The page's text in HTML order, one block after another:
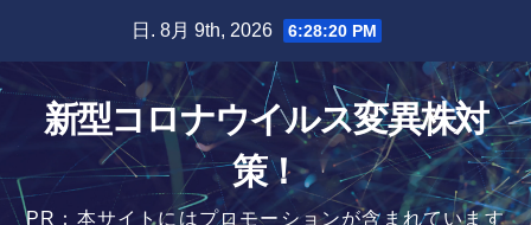
content
日. 8月 9th, 2026 6:28:21 PM
新型コロナウイルス変異株対
策！
PR：本サイトにはプロモーションが含まれています